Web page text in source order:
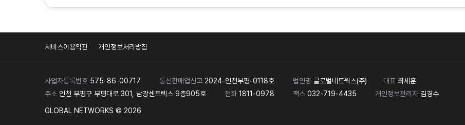
서비스이용약관 개인정보처리방침
사업자등록번호 575-86-00717 통신판매업신고 2024-인천부평-0118호 법인명 글로벌네트웍스(주) 대표 최세훈
주소 인천 부평구 부평대로 301, 남광센트렉스 9층905호 전화 1811-0978 팩스 032-719-4435 개인정보관리자 김경수
GLOBAL NETWORKS © 2026